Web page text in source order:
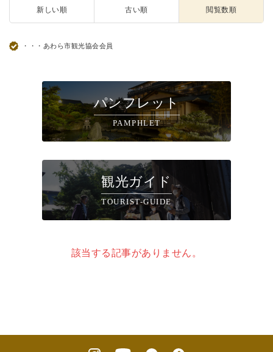
新しい順 古い順 閲覧数順
・・・あわら市観光協会会員
パンフレット
PAMPHLET
観光ガイド
TOURIST-GUIDE
該当する記事がありません。